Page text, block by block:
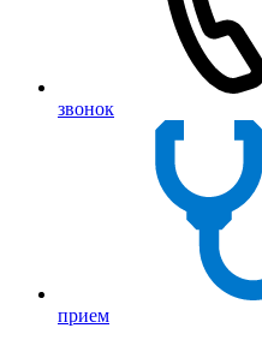
звонок
прием